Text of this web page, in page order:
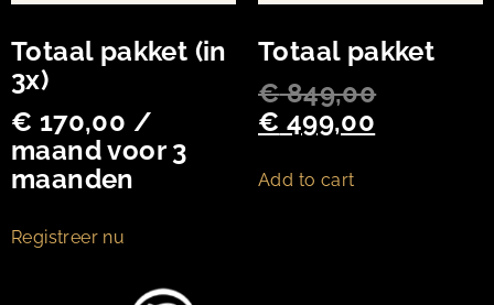
Totaal pakket (in
3x)
€ 170,00 /
maand voor 3
maanden
Registreer nu
Totaal pakket
€849,00
€ 499,00
Add to cart